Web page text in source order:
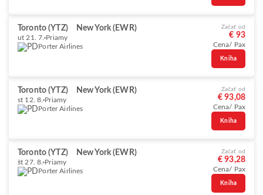
Toronto (YTZ) New York (EWR)
ut 21. 7. Priamy
Porter Airlines
Začať od
€ 93
Cena/ Pax
Kniha
Toronto (YTZ) New York (EWR)
st 12. 8. Priamy
Porter Airlines
Začať od
€ 93,08
Cena/ Pax
Kniha
Toronto (YTZ) New York (EWR)
št 27. 8. Priamy
Porter Airlines
Začať od
€ 93,28
Cena/ Pax
Kniha